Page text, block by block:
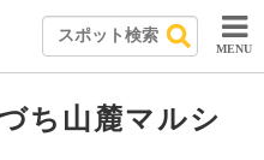
MENU
ち山麓マルシ